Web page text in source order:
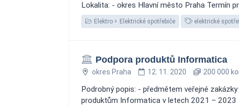
Lokalita: - okres Hlavní město Praha Termín
Elektro Elektrické spotřebiče elektrické
Podpora produktů Informatica
okres Praha 12. 11. 2020 200 000
Podrobný popis: - předmětem veřejné
produktům Informatica v letech 2021 – 2023